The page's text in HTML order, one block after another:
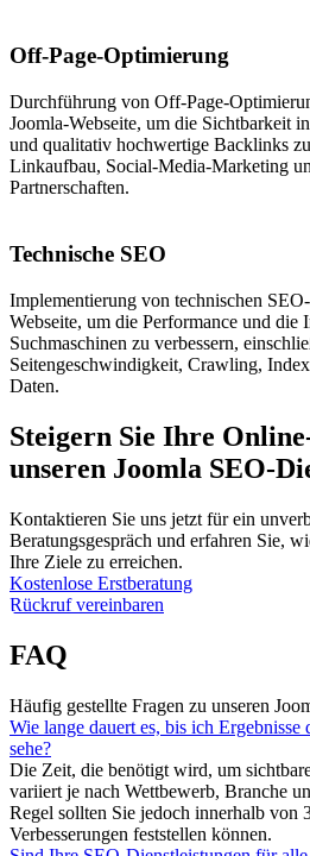
Off-Page-Optimierung
Durchführung von Off-Page-
Joomla-Webseite, um die Sichtbarkeit
und qualitativ hochwertige Backlinks
Linkaufbau, Social-Media-Marketing
Partnerschaften.
Technische SEO
Implementierung von technischen
Webseite, um die Performance und die
Suchmaschinen zu verbessern,
Seitengeschwindigkeit, Crawling,
Daten.
Steigern Sie Ihre
unseren Joomla SEO-
Kontaktieren Sie uns jetzt für ein
Beratungsgespräch und erfahren Sie,
Ihre Ziele zu erreichen.
Kostenlose Erstberatung
Rückruf vereinbaren
FAQ
Häufig gestellte Fragen zu unseren
Wie lange dauert es, bis ich
sehe?
Die Zeit, die benötigt wird, um
variiert je nach Wettbewerb, Branche
Regel sollten Sie jedoch innerhalb von
Verbesserungen feststellen können.